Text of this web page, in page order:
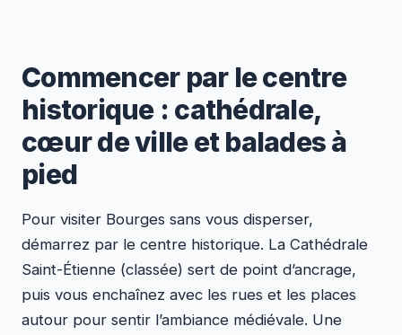
Commencer par le centre
historique : cathédrale,
cœur de ville et balades à
pied
Pour visiter Bourges sans vous disperser,
démarrez par le centre historique. La Cathédrale
Saint-Étienne (classée) sert de point d’ancrage,
puis vous enchaînez avec les rues et les places
autour pour sentir l’ambiance médiévale. Une